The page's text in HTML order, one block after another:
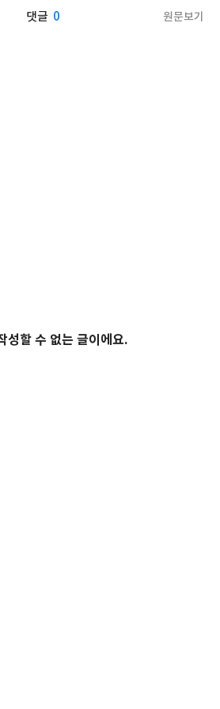
댓글 0 원문보기
성할 수 없는 글이에요.